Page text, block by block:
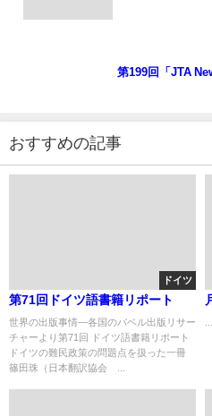
第199回「JTA
おすすめの記事
ドイツ
第71回ドイツ語書籍リポート
世界の出版事情―各国のバベル出版リサー
チャーより第71回 ドイツ語書籍リポート
ドイツの難民政策の問題点を扱った一冊
篠田珠（日本翻訳協会 ...